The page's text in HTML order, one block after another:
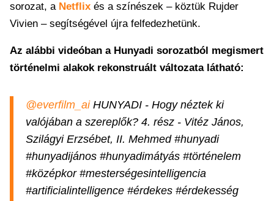
sorozat, a Netflix és a színészek – köztük Rujder
Vivien – segítségével újra felfedezhetünk.
Az alábbi videóban a Hunyadi sorozatból megismert
történelmi alakok rekonstruált változata látható:
@everfilm_aiHUNYADI - Hogy néztek ki
valójában a szereplők? 4. rész - Vitéz János,
Szilágyi Erzsébet, II. Mehmed #hunyadi
#hunyadijános #hunyadimátyás #történelem
#középkor #mesterségesintelligencia
#artificialintelligence #érdekes #érdekesség